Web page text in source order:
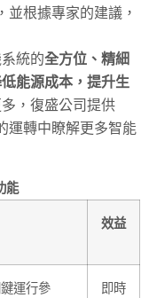
根據專家的建議，
統的全方位、精細
低能源成本，提升生
，復盛公司提供
運轉中瞭解更多智能
能
效益
運行參
即時